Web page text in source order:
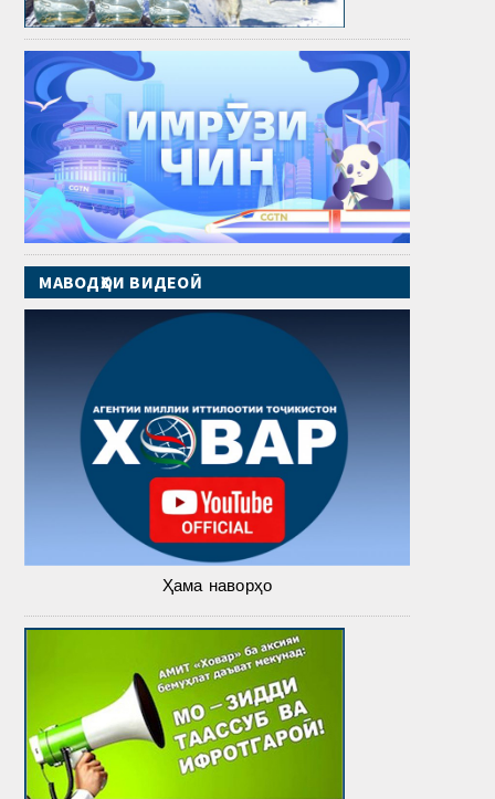
МАВОДҲОИ ВИДЕОӢ
Ҳама наворҳо